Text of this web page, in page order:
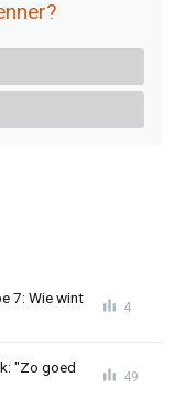
7: Wie wint
4
"Zo goed
49